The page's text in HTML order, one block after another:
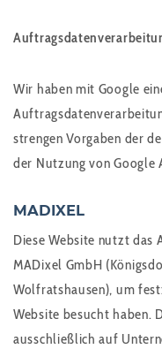
Wir haben mit Google
strengen Vorgaben der
der Nutzung von
MADIXEL
Diese Website nutzt das
MADixel GmbH
Wolfratshausen), um
Website besucht haben.
ausschließlich auf